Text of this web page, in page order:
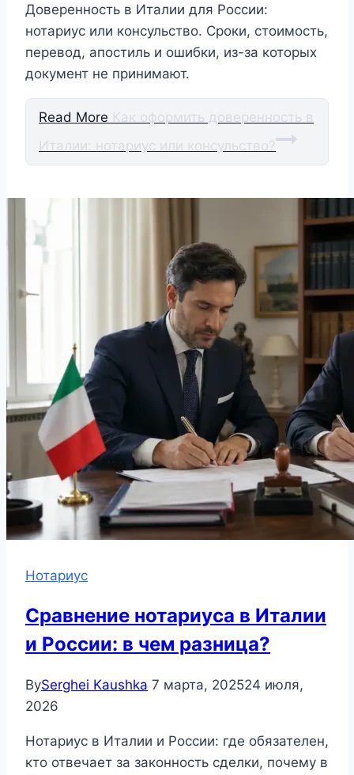
Доверенность в Италии для России:
нотариус или консульство. Сроки, стоимость,
перевод, апостиль и ошибки, из-за которых
документ не принимают.
Read More Как оформить доверенность в
Италии: нотариус или консульство?
Нотариус
Сравнение нотариуса в Италии
и России: в чем разница?
BySerghei Kaushka 7 марта, 202524 июля,
2026
Нотариус в Италии и России: где обязателен,
кто отвечает за законность сделки, почему в